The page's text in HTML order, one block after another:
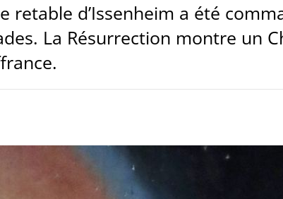
retable d’Issenheim a été
La Résurrection montre un